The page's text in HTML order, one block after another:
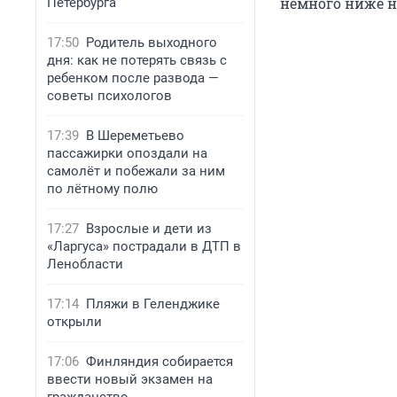
17:50 Родитель выходного
дня: как не потерять связь с
ребенком после развода —
советы психологов
17:39 В Шереметьево
пассажирки опоздали на
самолёт и побежали за ним
по лётному полю
17:27 Взрослые и дети из
«Ларгуса» пострадали в ДТП в
Ленобласти
17:14 Пляжи в Геленджике
открыли
17:06 Финляндия собирается
ввести новый экзамен на